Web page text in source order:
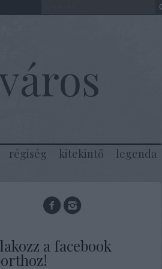
régiség kitekintő legenda
a facebook